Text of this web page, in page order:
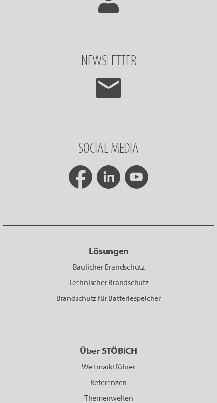
NEWSLETTER
SOCIAL MEDIA
Lösungen
Baulicher Brandschutz
Technischer Brandschutz
Brandschutz für Batteriespeicher
Über STÖBICH
Weltmarktführer
Referenzen
Themenwelten